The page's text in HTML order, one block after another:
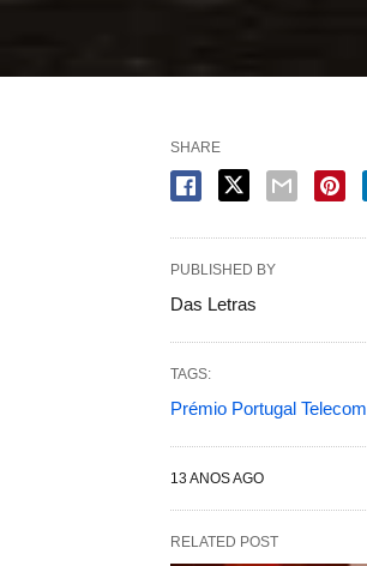
SHARE
PUBLISHED BY
Das Letras
TAGS:
Prémio Portugal Telecom
13 ANOS AGO
RELATED POST